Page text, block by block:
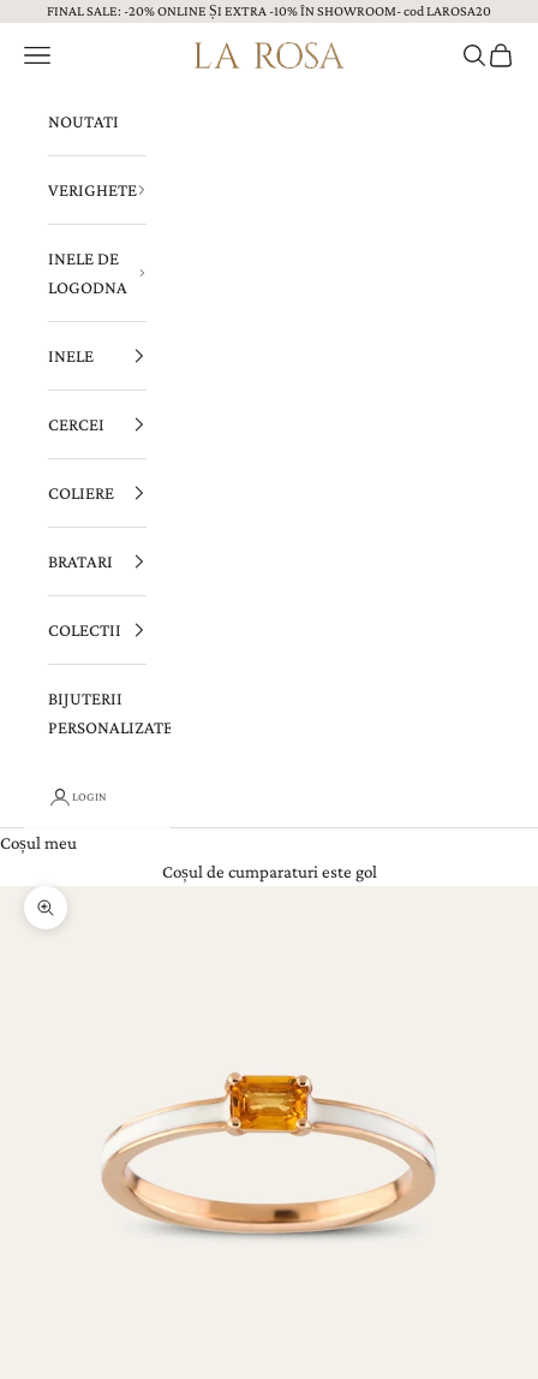
Sari la continut
FINAL SALE: -20% ONLINE ȘI EXTRA -10% ÎN SHOWROOM- cod LAROSA20
Bijuterii LA ROSA
Menu CautăCoș
NOUTATI
VERIGHETE
INELE DE
LOGODNA
INELE
CERCEI
COLIERE
BRATARI
COLECTII
BIJUTERII
PERSONALIZATE
LOGIN
Coșul meu
Coșul de cumparaturi este gol
Zoom